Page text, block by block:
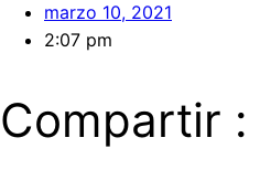
marzo 10, 2021
2:07 pm
Compartir :